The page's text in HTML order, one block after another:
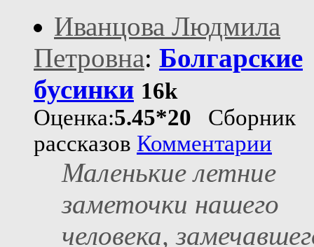
Иванцова Людмила
Петровна: Болгарские
бусинки 16k
Оценка:5.45*20 Сборник
рассказов Комментарии
Маленькие летние
заметочки нашего
человека,